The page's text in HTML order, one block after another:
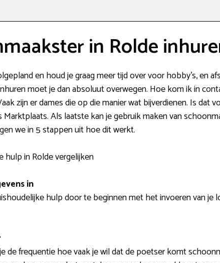
in Rolde
en houd je graag meer tijd over voor hobby’s, en
moet je dan absoluut overwegen. Hoe kom ik in
zijn er dames die op die manier wat bijverdienen. Is dat
Als laatste kan je gebruik maken van
we in 5 stappen uit hoe dit werkt.
hulp in Rolde vergelijken
in
hulp door te beginnen met het invoeren van je
de frequentie hoe vaak je wil dat de poetser komt